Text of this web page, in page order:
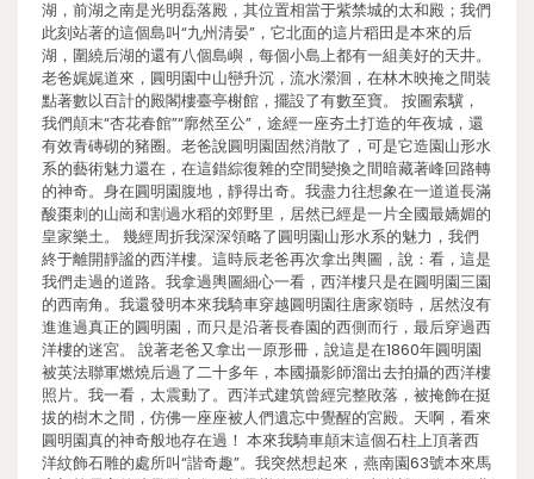
湖，前湖之南是光明磊落殿，其位置相當于紫禁城的太和殿；我們
此刻站著的這個島叫“九州清晏”，它北面的這片稻田是本來的后
湖，圍繞后湖的還有八個島嶼，每個小島上都有一組美好的天井。
老爸娓娓道來，圓明園中山巒升沉，流水瀠洄，在林木映掩之間裝
點著數以百計的殿閣樓臺亭榭館，擺設了有數至寶。 按圖索驥，
我們顛末“杏花春館”“廓然至公”，途經一座夯土打造的年夜城，還
有效青磚砌的豬圈。老爸說圓明園固然消散了，可是它造園山形水
系的藝術魅力還在，在這錯綜復雜的空間變換之間暗藏著峰回路轉
的神奇。身在圓明園腹地，靜得出奇。我盡力往想象在一道道長滿
酸棗刺的山崗和割過水稻的郊野里，居然已經是一片全國最嬌媚的
皇家樂土。 幾經周折我深深領略了圓明園山形水系的魅力，我們
終于離開靜謐的西洋樓。這時辰老爸再次拿出輿圖，說：看，這是
我們走過的道路。我拿過輿圖細心一看，西洋樓只是在圓明園三園
的西南角。我還發明本來我騎車穿越圓明園往唐家嶺時，居然沒有
進進過真正的圓明園，而只是沿著長春園的西側而行，最后穿過西
洋樓的迷宮。 說著老爸又拿出一原形冊，說這是在1860年圓明園
被英法聯軍燃燒后過了二十多年，本國攝影師溜出去拍攝的西洋樓
照片。我一看，太震動了。西洋式建筑曾經完整敗落，被掩飾在挺
拔的樹木之間，仿佛一座座被人們遺忘中覺醒的宮殿。天啊，看來
圓明園真的神奇般地存在過！ 本來我騎車顛末這個石柱上頂著西
洋紋飾石雕的處所叫“諧奇趣”。我突然想起來，燕南園63號本來馬